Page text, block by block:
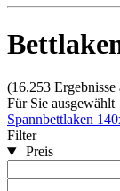
(16.253 Ergebnisse
Für Sie ausgewählt
Spannbettlaken
Filter
Preis